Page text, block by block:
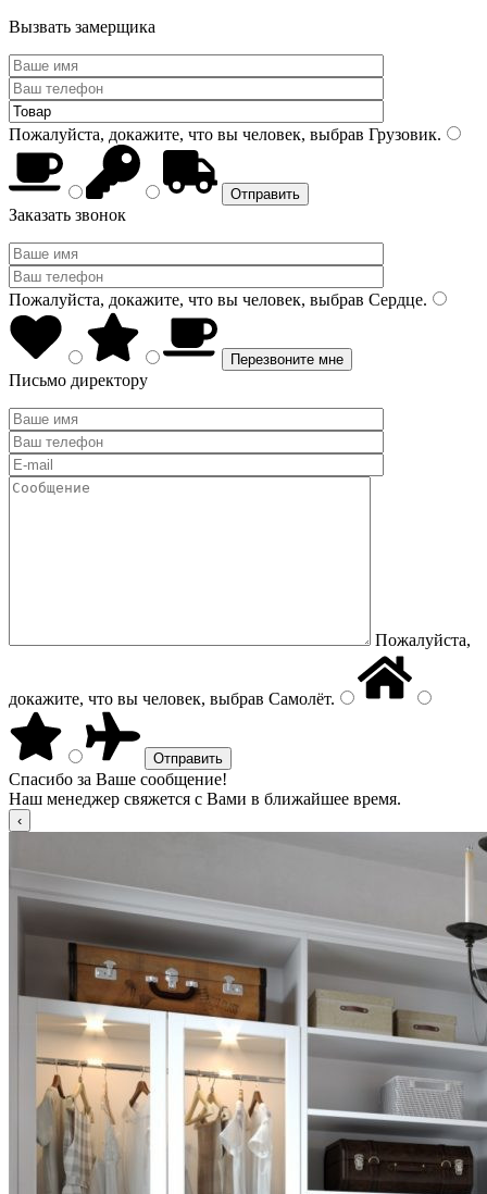
Вызвать замерщика
Пожалуйста, докажите, что вы человек, выбрав Грузовик.
Заказать звонок
Пожалуйста, докажите, что вы человек, выбрав Сердце.
Письмо директору
Пожалуйста,
докажите, что вы человек, выбрав Самолёт.
Спасибо за Ваше сообщение!
Наш менеджер свяжется с Вами в ближайшее время.